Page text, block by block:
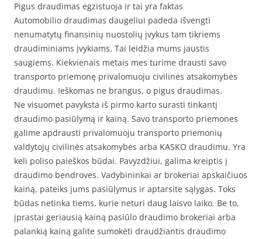
Pigus draudimas egzistuoja ir tai yra faktas
Automobilio draudimas daugeliui padeda išvengti
nenumatytų finansinių nuostolių įvykus tam tikriems
draudiminiams įvykiams. Tai leidžia mums jaustis
saugiems. Kiekvienais metais mes turime drausti savo
transporto priemonę privalomuoju civilinės atsakomybės
draudimu. Ieškomas ne brangus, o pigus draudimas.
Ne visuomet pavyksta iš pirmo karto surasti tinkantį
draudimo pasiūlymą ir kainą. Savo transporto priemones
galime apdrausti privalomuoju transporto priemonių
valdytojų civilinės atsakomybės arba KASKO draudimu. Yra
keli poliso paieškos būdai. Pavyzdžiui, galima kreiptis į
draudimo bendroves. Vadybininkai ar brokeriai apskaičiuos
kainą, pateiks jums pasiūlymus ir aptarsite sąlygas. Toks
būdas netinka tiems, kurie neturi daug laisvo laiko. Be to,
įprastai geriausią kainą pasiūlo draudimo brokeriai arba
palankią kainą galite sumokėti draudžiantis draudimo